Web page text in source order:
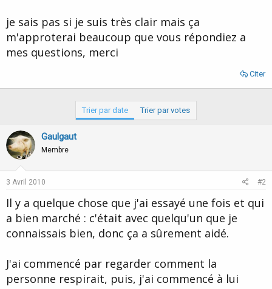
je sais pas si je suis très clair mais ça
m'approterai beaucoup que vous répondiez a
mes questions, merci
Citer
Trier par date Trier par votes
Gaulgaut
Membre
3 Avril 2010 #2
Il y a quelque chose que j'ai essayé une fois et qui
a bien marché : c'était avec quelqu'un que je
connaissais bien, donc ça a sûrement aidé.
J'ai commencé par regarder comment la
personne respirait, puis, j'ai commencé à lui